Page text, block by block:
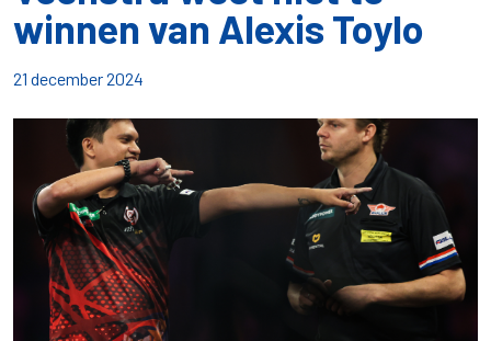
winnen van Alexis Toylo
21 december 2024